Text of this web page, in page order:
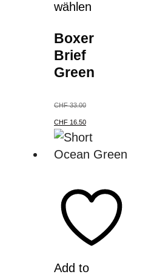
wählen
Boxer
Brief
Green
CHF33.00
CHF 16.50
Add to